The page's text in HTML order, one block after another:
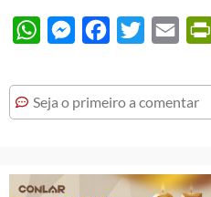
WhatsAppMessengerFacebook
Twitter Email
Seja o primeiro a comentar